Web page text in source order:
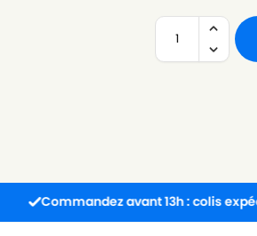
avant 13h : colis expédié le